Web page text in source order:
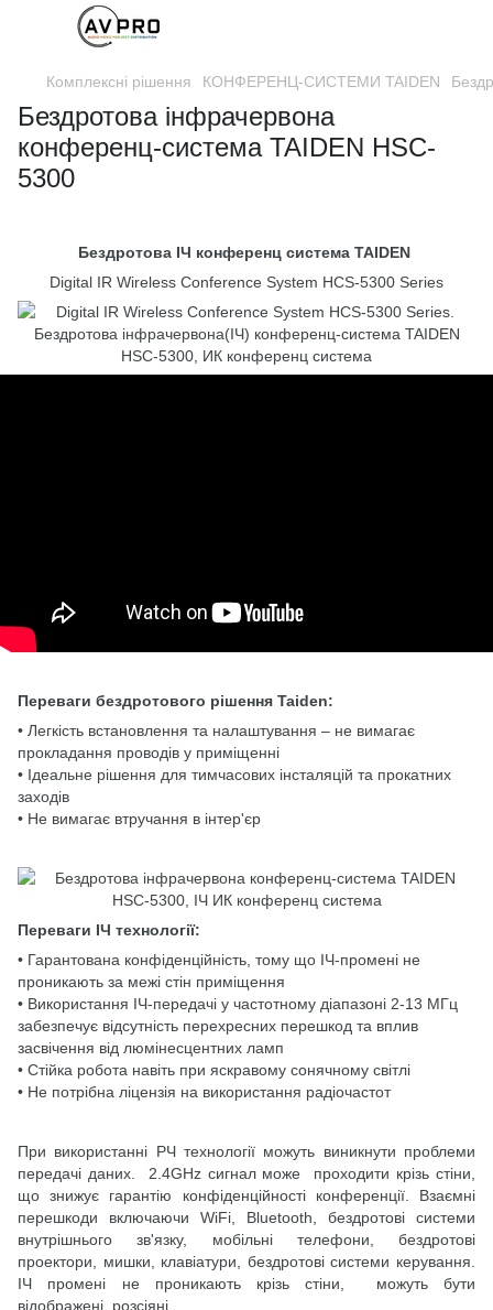
Комплексні рішення КОНФЕРЕНЦ-СИСТЕМИ TAIDEN
Бездротова інфрачервона
конференц-система TAIDEN HSC-
5300
Бездротова ІЧ конференц система TAIDEN
Digital IR Wireless Conference System HCS-5300 Series
Переваги бездротового рішення Taiden:
• Легкість встановлення та налаштування – не вимагає
прокладання проводів у приміщенні
• Ідеальне рішення для тимчасових інсталяцій та прокатних
заходів
• Не вимагає втручання в інтер'єр
Переваги ІЧ технології:
• Гарантована конфіденційність, тому що ІЧ-промені не
проникають за межі стін приміщення
• Використання ІЧ-передачі у частотному діапазоні 2-13 МГц
забезпечує відсутність перехресних перешкод та вплив
засвічення від люмінесцентних ламп
• Стійка робота навіть при яскравому сонячному світлі
• Не потрібна ліцензія на використання радіочастот
При використанні РЧ технології можуть виникнути проблеми
передачі даних. 2.4GHz сигнал може проходити крізь стіни,
що знижує гарантію конфіденційності конференції. Взаємні
перешкоди включаючи WiFi, Bluetooth, бездротові системи
внутрішнього зв'язку, мобільні телефони, бездротові
проектори, мишки, клавіатури, бездротові системи керування.
ІЧ промені не проникають крізь стіни, можуть бути
відображені, розсіяні.